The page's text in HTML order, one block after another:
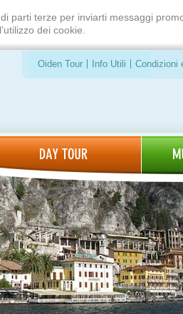
parti terze per inviarti messaggi
dei cookie.
Oiden Tour Info Utili Condizioni